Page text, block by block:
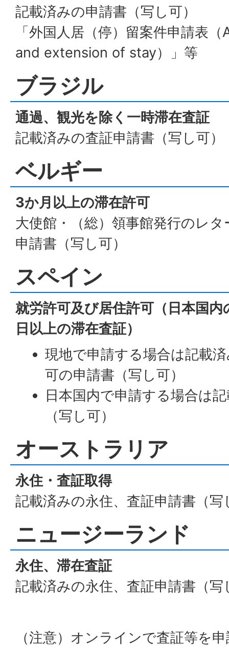
記載済みの申請書（写し可）
「外国人居（停）留案件申請表
and extension of stay）」等
ブラジル
通過、観光を除く一時滞在査証
記載済みの査証申請書（写し可）
ベルギー
3か月以上の滞在許可
大使館・（総）領事館発行のレ
申請書（写し可）
スペイン
就労許可及び居住許可（日本国
日以上の滞在査証）
現地で申請する場合は記載
可の申請書（写し可）
日本国内で申請する場合は
（写し可）
オーストラリア
永住・査証取得
記載済みの永住、査証申請書（写
ニュージーランド
永住、滞在査証
記載済みの永住、査証申請書（写
（注意）オンラインで査証等を